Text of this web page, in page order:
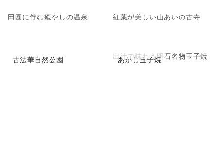
田園に佇む癒やしの温泉 紅葉が美しい山あいの古寺
古法華自然公園 あかし玉子焼
出汁で味わう明石名物玉子焼